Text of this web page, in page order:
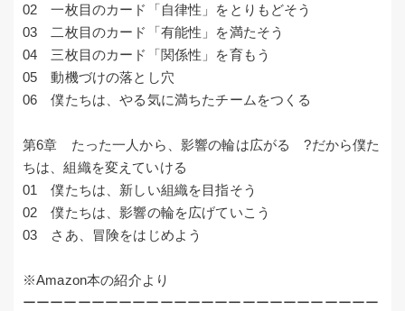
02 一枚目のカード「自律性」をとりもどそう
03 二枚目のカード「有能性」を満たそう
04 三枚目のカード「関係性」を育もう
05 動機づけの落とし穴
06 僕たちは、やる気に満ちたチームをつくる
第6章 たった一人から、影響の輪は広がる ?だから僕た
ちは、組織を変えていける
01 僕たちは、新しい組織を目指そう
02 僕たちは、影響の輪を広げていこう
03 さあ、冒険をはじめよう
※Amazon本の紹介より
ーーーーーーーーーーーーーーーーーーーーーーーーーー